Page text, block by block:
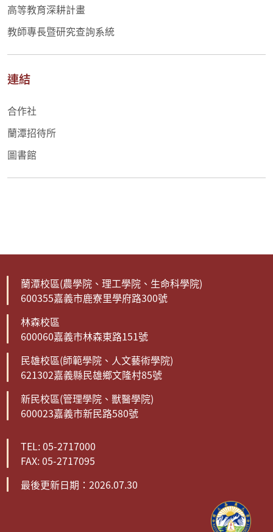
高等教育深耕計畫
教師專長暨研究查詢系統
連結
合作社
蘭潭招待所
圖書館
蘭潭校區(農學院、理工學院、生命科學院)
600355嘉義市鹿寮里學府路300號
林森校區
600060嘉義市林森東路151號
民雄校區(師範學院、人文藝術學院)
621302嘉義縣民雄鄉文隆村85號
新民校區(管理學院、獸醫學院)
600023嘉義市新民路580號
TEL: 05-2717000
FAX: 05-2717095
最後更新日期：2026.07.30